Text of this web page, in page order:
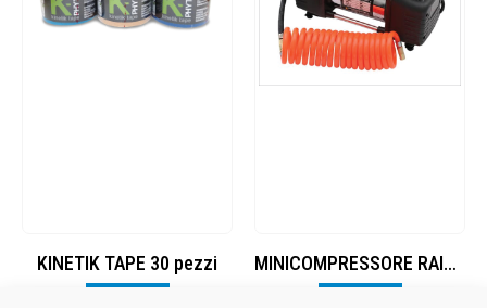
KINETIK TAPE 30 pezzi MINICOMPRESSORE RAIDER 2 CYLINDER 220W